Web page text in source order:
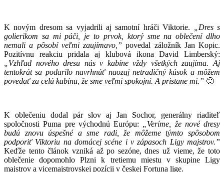
K novým dresom sa vyjadrili aj samotní hráči Viktorie.
„Dres s
golierikom sa mi páči, je to prvok, ktorý sme na oblečení dlho
nemali a pôsobí veľmi zaujímavo,” povedal záložník Jan Kopic.
Pozitívnu reakciu pridala aj klubová ikona David Limberský:
„Vzhľad nového dresu nás v kabíne vždy všetkých zaujíma. Aj
tentokrát sa podarilo navrhnúť naozaj netradičný kúsok a môžem
povedať za celú kabínu, že sme veľmi spokojní. A pristane mi.” 🙂
K oblečeniu dodal pár slov aj Jan Sochor, generálny riaditeľ
spoločnosti Puma pre východnú Európu:
„Veríme, že nové dresy
budú znovu úspešné a sme radi, že môžeme týmto spôsobom
podporiť Viktoriu na domácej scéne i v zápasoch Ligy majstrov.”
Keďže tento článok vzniká až po sezóne, dnes už vieme, že toto
oblečenie dopomohlo Plzni k tretiemu miestu v skupine Ligy
majstrov a vicemajstrovskej pozícii v českej Fortuna lige.